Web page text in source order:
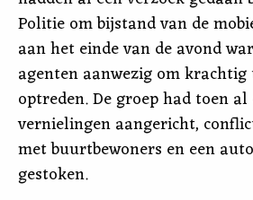
Politie om bijstand van de
aan het einde van de avond
agenten aanwezig om
optreden. De groep had toen
vernielingen aangericht,
met buurtbewoners en een
gestoken.